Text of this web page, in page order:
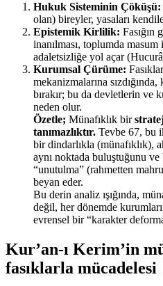
Hukuk Sisteminin Çöküşü:
olan) bireyler, yasaları
Epistemik Kirlilik: Fasığın
inanılması, toplumda
adaletsizliğe yol açar
Kurumsal Çürüme:
mekanizmalarına
bırakır; bu da devletlerin ve
neden olur.
Özetle; Münafıklık bir
tanımazlıktır. Tevbe 67, bu
bir dindarlıkla (münafıklık),
aynı noktada buluştuğunu
“unutulma” (rahmetten
beyan eder.
Bu derin analiz ışığında,
değil, her dönemde
evrensel bir “karakter
Kur’an-ı Kerim’in
fasıklarla mücadelesi